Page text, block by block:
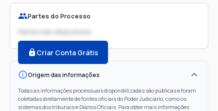
Partes do Processo
Partes não disponíveis
Criar Conta Grátis
Origem das informações
Todas as informações processuais disponibilizadas são públicas e foram
coletadas diretamente de fontes oficiais do Poder Judiciário, como os
sistemas dos tribunais e Diários Oficiais. Para obter mais informações